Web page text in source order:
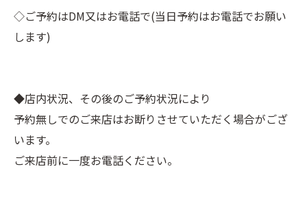
◇ご予約はDM又はお電話で(当日予約はお電話でお願い
します)⠀
◆店内状況、その後のご予約状況により⠀
予約無しでのご来店はお断りさせていただく場合がござ
います。⠀
ご来店前に一度お電話ください。⠀